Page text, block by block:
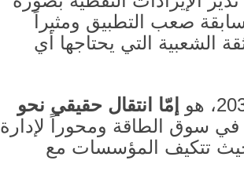
صعب التطبيق ومثيراً
الشعبية التي يحتاجها أي
، هو
إمّا انتقال حقيقي نحو
في سوق الطاقة ومحوراً لإدارة
تتكيف المؤسسات مع